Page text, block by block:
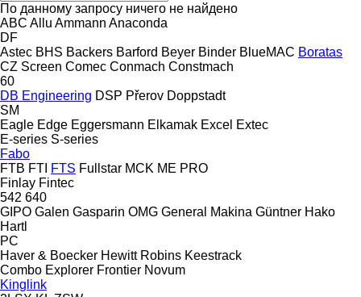
По данному запросу ничего не найдено
ABC Allu Ammann Anaconda
DF
Astec BHS Backers Barford Beyer Binder BlueMAC Boratas
CZ Screen Comec Conmach Constmach
60
DB Engineering DSP Přerov Doppstadt
SM
Eagle Edge Eggersmann Elkamak Excel Extec
E-series S-series
Fabo
FTB FTI FTS Fullstar MCK ME PRO
Finlay Fintec
542 640
GIPO Galen Gasparin OMG General Makina Güntner Hako
Hartl
PC
Haver & Boecker Hewitt Robins Keestrack
Combo Explorer Frontier Novum
Kinglink